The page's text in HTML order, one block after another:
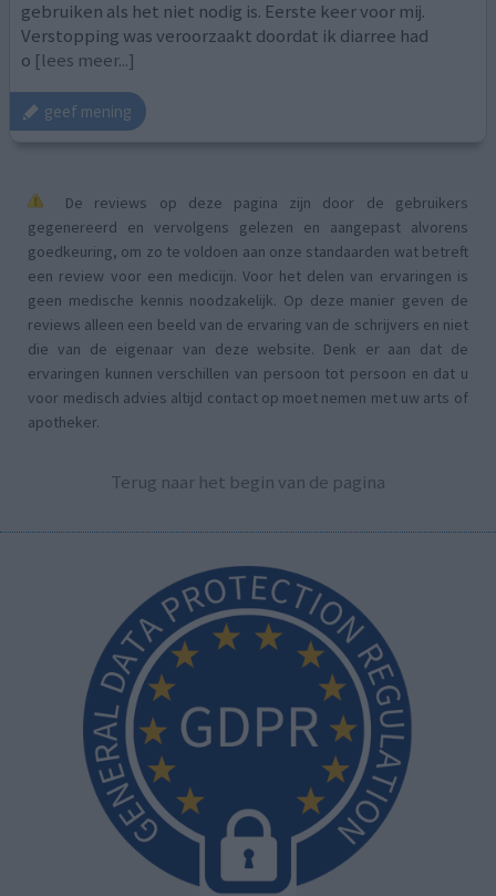
gebruiken als het niet nodig is. Eerste keer voor mij.
Verstopping was veroorzaakt doordat ik diarree had
o [lees meer...]
geef mening
De reviews op deze pagina zijn door de gebruikers
gegenereerd en vervolgens gelezen en aangepast alvorens
goedkeuring, om zo te voldoen aan onze standaarden wat betreft
een review voor een medicijn. Voor het delen van ervaringen is
geen medische kennis noodzakelijk. Op deze manier geven de
reviews alleen een beeld van de ervaring van de schrijvers en niet
die van de eigenaar van deze website. Denk er aan dat de
ervaringen kunnen verschillen van persoon tot persoon en dat u
voor medisch advies altijd contact op moet nemen met uw arts of
apotheker.
Terug naar het begin van de pagina